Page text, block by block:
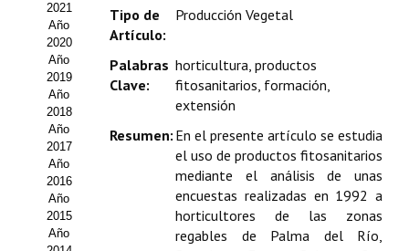
Web AIDA 2.0
REVISTA ITEA
Presentación ITEA
Equipo Editorial
Leer revista ITEA
Directrices para autores/as
2021
Año
2020
Año
2019
Año
2018
Año
2017
Año
2016
Año
2015
Año
Tipo de
Artículo:
Producción Vegetal
Palabras
Clave:
horticultura, productos
fitosanitarios, formación,
extensión
Resumen: En el presente artículo se estudia
el uso de productos fitosanitarios
mediante el análisis de unas
encuestas realizadas en 1992 a
horticultores de las zonas
regables de Palma del Río,